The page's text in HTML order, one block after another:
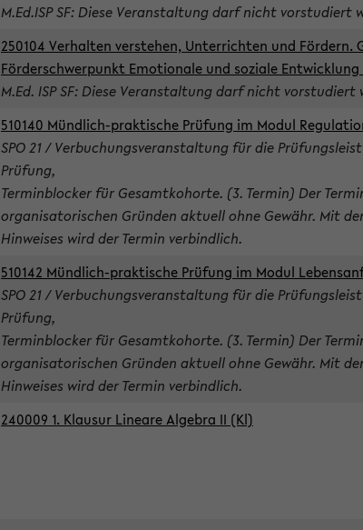
M.Ed.ISP SF: Diese Veranstaltung darf nicht vorstudiert
250104 Verhalten verstehen, Unterrichten und Fördern.
Förderschwerpunkt Emotionale und soziale Entwicklung
M.Ed. ISP SF: Diese Veranstaltung darf nicht vorstudiert
510140 Mündlich-praktische Prüfung im Modul
SPO 21 / Verbuchungsveranstaltung für die
Prüfung,
Terminblocker für Gesamtkohorte. (3. Termin) Der
organisatorischen Gründen aktuell ohne Gewähr. Mit
Hinweises wird der Termin verbindlich.
510142 Mündlich-praktische Prüfung im Modul
SPO 21 / Verbuchungsveranstaltung für die
Prüfung,
Terminblocker für Gesamtkohorte. (3. Termin) Der
organisatorischen Gründen aktuell ohne Gewähr. Mit
Hinweises wird der Termin verbindlich.
240009 1. Klausur Lineare Algebra II (Kl)